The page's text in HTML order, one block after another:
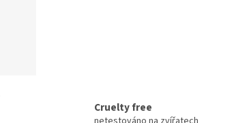
Cruelty free